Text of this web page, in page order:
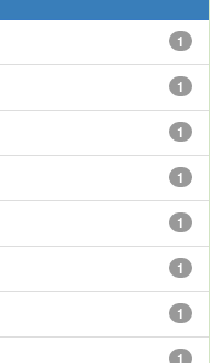
1
1
1
1
1
1
1
1